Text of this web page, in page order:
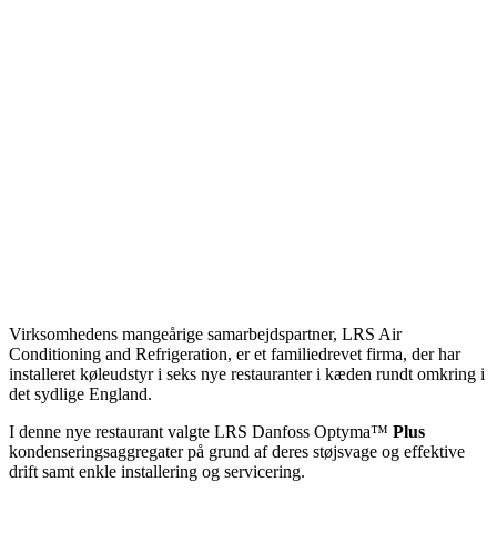
Virksomhedens mangeårige samarbejdspartner, LRS Air
Conditioning and Refrigeration, er et familiedrevet firma, der har
installeret køleudstyr i seks nye restauranter i kæden rundt omkring i
det sydlige England.
I denne nye restaurant valgte LRS Danfoss Optyma™ Plus
kondenseringsaggregater på grund af deres støjsvage og effektive
drift samt enkle installering og servicering.